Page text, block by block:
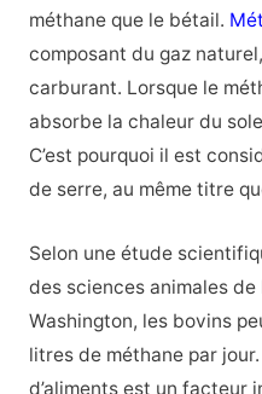
méthane que le bétail.
composant du gaz
carburant. Lorsque le
absorbe la chaleur du
C’est pourquoi il est
de serre, au même titre
Selon une étude
des sciences animales de
Washington, les bovins
litres de méthane par
d’aliments est un facteur